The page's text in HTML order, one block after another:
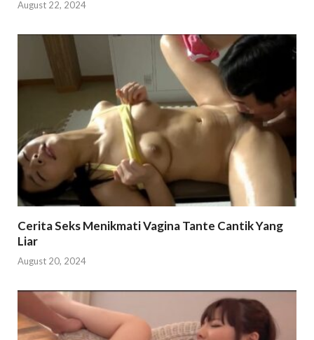
August 22, 2024
Cerita Seks Menikmati Vagina Tante Cantik Yang
Liar
August 20, 2024